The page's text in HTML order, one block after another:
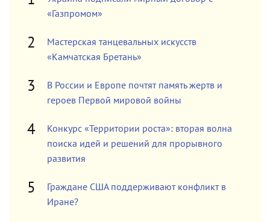
«Газпромом»
Мастерская танцевальных искусств
«Камчатская Бретань»
В России и Европе почтят память жертв и
героев Первой мировой войны
Конкурс «Территории роста»: вторая волна
поиска идей и решений для прорывного
развития
Граждане США поддерживают конфликт в
Иране?